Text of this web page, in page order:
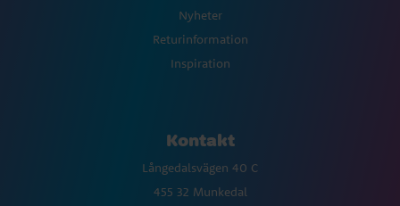
Nyheter
Returinformation
Inspiration
Kontakt
Långedalsvägen 40 C
455 32 Munkedal